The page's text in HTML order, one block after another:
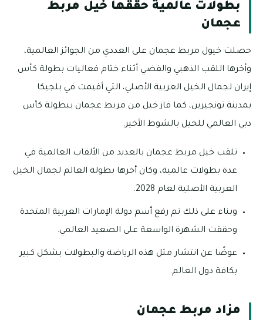
بطولات عالمية حققها خيل مربط
عجمان
حصلت خيول مربط عجمان على العددي من الجوائز العالمية،
وأخرها اللقب الذهبي والفضي أثناء ختام فعاليات بطولة كأس
إيران لجمال الخيل العربية الأصلي، التي أقيمت في بلجيكا
بمدينة تونجيرين، كما فاز خيل من مربط عجمان ببطولة كأس
دبي العالمي للخيل بالشوط الأخير.
تلقب خيل مربط عجمان بالعديد من الألقاب العالمية في
عدة بطولات عالمية، وكان أخرها بطولة العالم لجمال الخيل
العربية الأصلية لعام 2028.
وبناء على ذلك تم رفع أسم دولة الإمارات العربية المتحدة
وحققت الشهرة الواسعة على الصعيد العالمي.
عوضًا عن انتشار مثل هذه الرياضة والبطولات بشكل كبير
بكافة دول العالم.
مزاد مربط عجمان